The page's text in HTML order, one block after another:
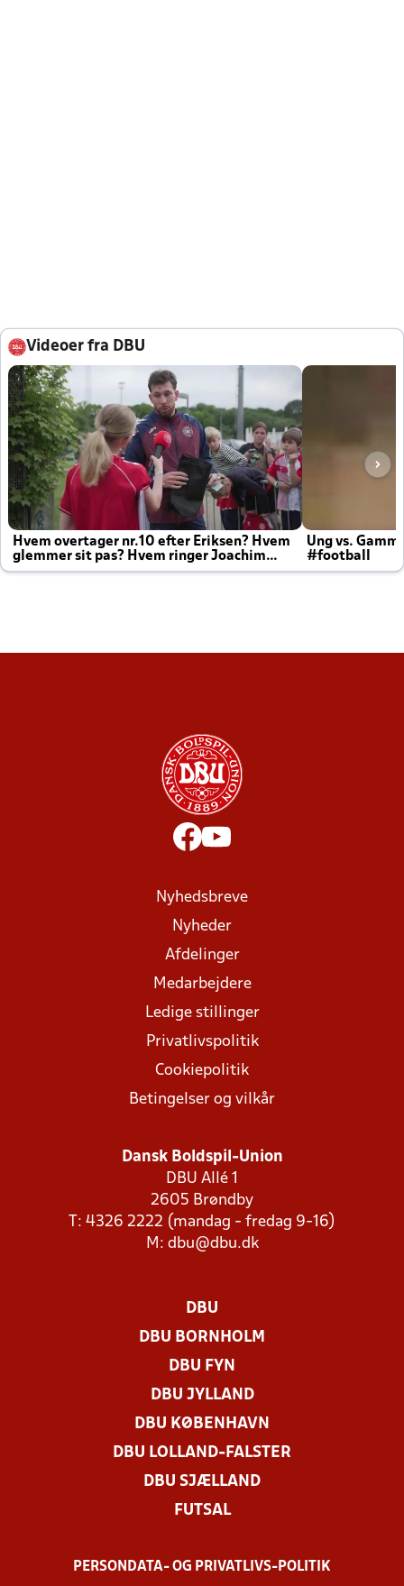
Videoer fra DBU
Hvem overtager nr.10 efter Eriksen? Hvem
glemmer sit pas? Hvem ringer Joachim
altid til efter kampe?
Ung vs.
#football
Nyhedsbreve
Nyheder
Afdelinger
Medarbejdere
Ledige stillinger
Privatlivspolitik
Cookiepolitik
Betingelser og vilkår
Dansk Boldspil-Union
DBU Allé 1
2605 Brøndby
T: 4326 2222 (mandag - fredag 9-16)
M: dbu@dbu.dk
DBU
DBU BORNHOLM
DBU FYN
DBU JYLLAND
DBU KØBENHAVN
DBU LOLLAND-FALSTER
DBU SJÆLLAND
FUTSAL
PERSONDATA- OG PRIVATLIVS-POLITIK